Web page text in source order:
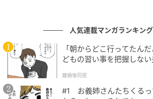
した経験となりました。
著者：橘純香／女性・主婦
イラスト：おんたま
※ベビーカレンダーが独自に実施した
人気連載マンガランキング
「朝からどこ行ってたん
どもの習い事を把握しない
離婚後同居
#1 お義姉さんたちくるっ